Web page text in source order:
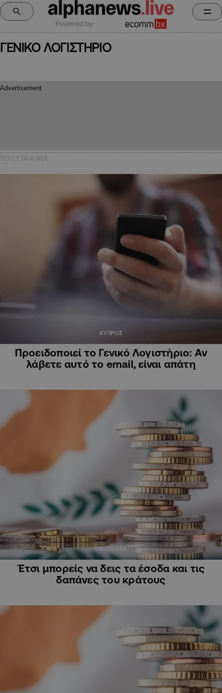
Powered by:
ΓΕΝΙΚΟ ΛΟΓΙΣΤΗΡΙΟ
ΚΥΠΡΟΣ
Προειδοποιεί το Γενικό Λογιστήριο: Αν
λάβετε αυτό το email, είναι απάτη
ΟΙΚΟΝΟΜΙΑ
Έτσι μπορείς να δεις τα έσοδα και τις
δαπάνες του κράτους